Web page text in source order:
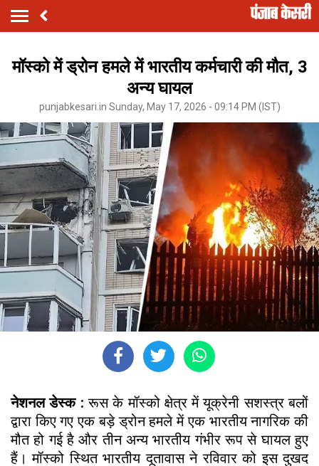
मॉस्को में ड्रोन हमले में भारतीय कर्मचारी की मौत, 3
अन्य घायल
punjabkesari.in Sunday, May 17, 2026 - 09:14 PM (IST)
नेशनल डेस्क : रूस के मॉस्को क्षेत्र में यूक्रेनी सशस्त्र बलों
द्वारा किए गए एक बड़े ड्रोन हमले में एक भारतीय नागरिक की
मौत हो गई है और तीन अन्य भारतीय गंभीर रूप से घायल हुए
हैं। मॉस्को स्थित भारतीय दूतावास ने रविवार को इस दुखद